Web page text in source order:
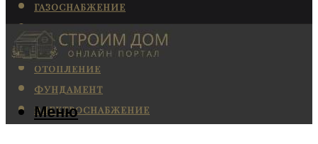
ГАЗОСНАБЖЕНИЕ
КАНАЛИЗАЦИЯ
КОНДИЦИОНИРОВАНИЕ
ОТОПЛЕНИЕ
ФУНДАМЕНТ
ЭЛЕКТРОСНАБЖЕНИЕ
Меню